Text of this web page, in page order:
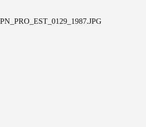
PN_PRO_EST_0129_1987.JPG